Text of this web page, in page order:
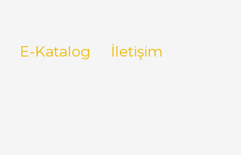
E-Katalog İletişim